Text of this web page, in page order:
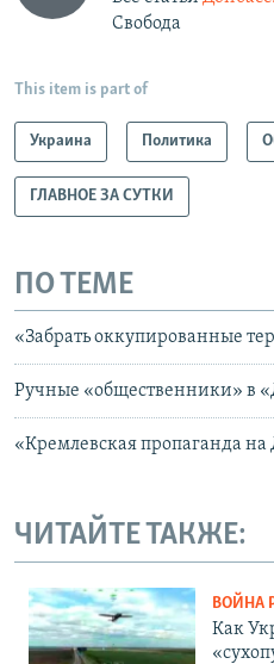
Свобода
This item is part of
Украина Политика
ГЛАВНОЕ ЗА СУТКИ
ПО ТЕМЕ
«Забрать оккупированные
Ручные «общественники» в
«Кремлевская пропаганда на
ЧИТАЙТЕ ТАКЖЕ:
ВОЙНА
Как